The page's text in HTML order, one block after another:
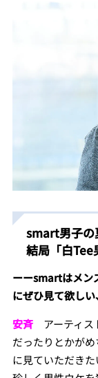
smart男子の
結局「白Tee
ーーsmartはメン
にぜひ見て欲しい
安斉アーティス
だったりとかが
に見ていただき